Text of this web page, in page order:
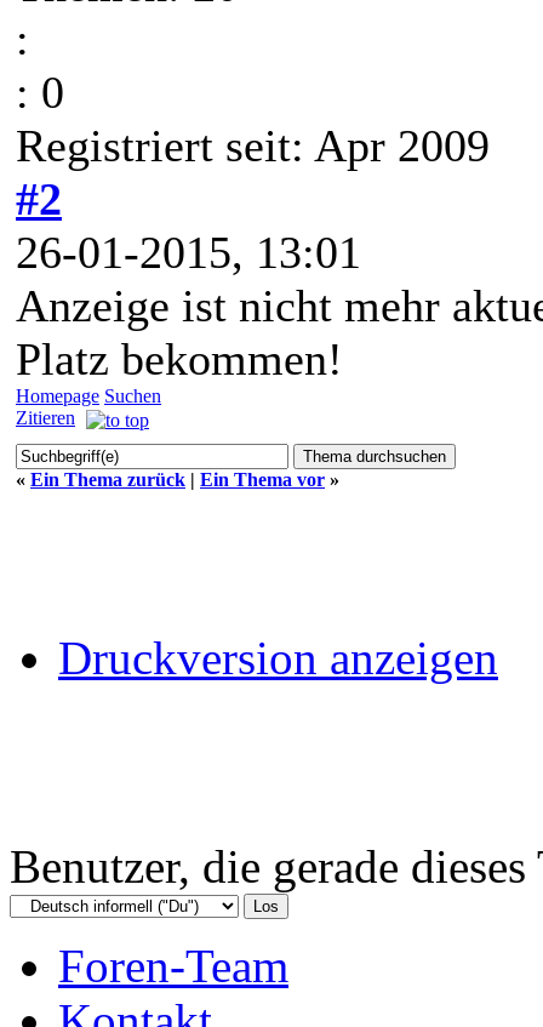
:
: 0
Registriert seit: Apr 2009
#2
26-01-2015, 13:01
Anzeige ist nicht mehr
Platz bekommen!
Homepage Suchen
Zitieren
« Ein Thema zurück | Ein Thema vor »
Druckversion anzeigen
Benutzer, die gerade
Foren-Team